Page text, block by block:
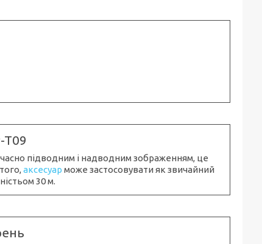
T09
підводним і надводним зображенням, це
аксесуар може застосовувати як звичайний
30 м.